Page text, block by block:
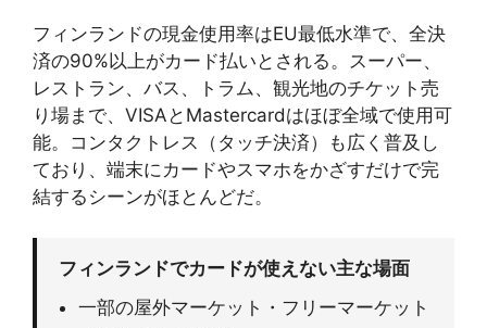
フィンランドの現金使用率はEU最低水準で、全決
済の90%以上がカード払いとされる。スーパー、
レストラン、バス、トラム、観光地のチケット売
り場まで、VISAとMastercardはほぼ全域で使用可
能。コンタクトレス（タッチ決済）も広く普及し
ており、端末にカードやスマホをかざすだけで完
結するシーンがほとんどだ。
フィンランドでカードが使えない主な場面
一部の屋外マーケット・フリーマーケット